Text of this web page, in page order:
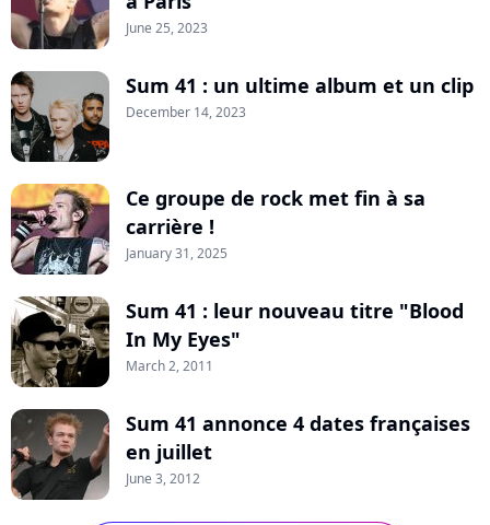
June 25, 2023
Sum 41 : un ultime album et un clip
December 14, 2023
Ce groupe de rock met fin à sa
carrière !
January 31, 2025
Sum 41 : leur nouveau titre "Blood
In My Eyes"
March 2, 2011
Sum 41 annonce 4 dates françaises
en juillet
June 3, 2012